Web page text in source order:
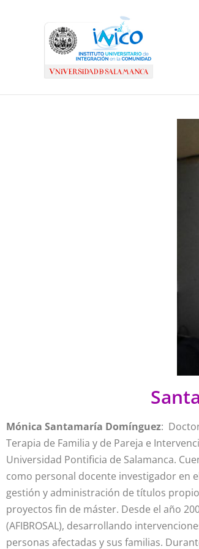
Mónica Santamaría Domínguez:
Terapia de Familia y de Pareja e
Universidad Pontificia de Salamanca.
como personal docente investigador en
gestión y administración de títulos
proyectos fin de máster. Desde el año
(AFIBROSAL), desarrollando
personas afectadas y sus familias.